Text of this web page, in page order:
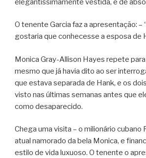
elegantissimamente vestida, é de
O tenente Garcia faz a apresentação: –
gostaria que conhecesse a esposa de
Monica Gray-Allison Hayes repete
mesmo que já havia dito ao ser
que estava separada de Hank, e os
visto nas últimas semanas antes que
como desaparecido.
Chega uma visita – o milionário cubano
atual namorado da bela Monica, e
estilo de vida luxuoso. O tenente o